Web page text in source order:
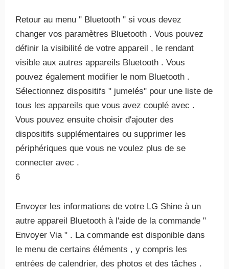
Retour au menu " Bluetooth " si vous devez
changer vos paramètres Bluetooth . Vous pouvez
définir la visibilité de votre appareil , le rendant
visible aux autres appareils Bluetooth . Vous
pouvez également modifier le nom Bluetooth .
Sélectionnez dispositifs " jumelés" pour une liste de
tous les appareils que vous avez couplé avec .
Vous pouvez ensuite choisir d'ajouter des
dispositifs supplémentaires ou supprimer les
périphériques que vous ne voulez plus de se
connecter avec .
6
Envoyer les informations de votre LG Shine à un
autre appareil Bluetooth à l'aide de la commande "
Envoyer Via " . La commande est disponible dans
le menu de certains éléments , y compris les
entrées de calendrier, des photos et des tâches .